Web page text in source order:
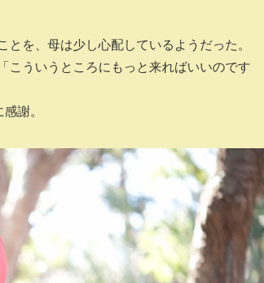
を、母は少し心配しているようだった。
こういうところにもっと来ればいいのです
謝。